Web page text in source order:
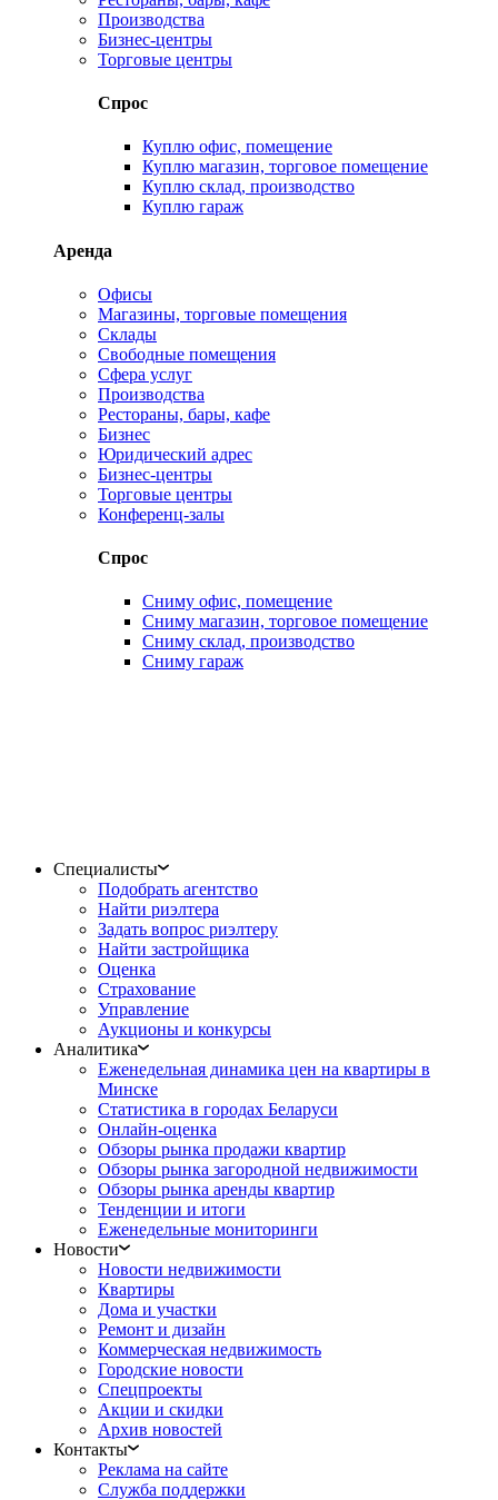
Производства
Бизнес-центры
Торговые центры
Спрос
Куплю офис, помещение
Куплю магазин, торговое помещение
Куплю склад, производство
Куплю гараж
Аренда
Офисы
Магазины, торговые помещения
Склады
Свободные помещения
Сфера услуг
Производства
Рестораны, бары, кафе
Бизнес
Юридический адрес
Бизнес-центры
Торговые центры
Конференц-залы
Спрос
Сниму офис, помещение
Сниму магазин, торговое помещение
Сниму склад, производство
Сниму гараж
Специалисты
Подобрать агентство
Найти риэлтера
Задать вопрос риэлтеру
Найти застройщика
Оценка
Страхование
Управление
Аукционы и конкурсы
Аналитика
Еженедельная динамика цен на квартиры в
Минске
Статистика в городах Беларуси
Онлайн-оценка
Обзоры рынка продажи квартир
Обзоры рынка загородной недвижимости
Обзоры рынка аренды квартир
Тенденции и итоги
Еженедельные мониторинги
Новости
Новости недвижимости
Квартиры
Дома и участки
Ремонт и дизайн
Коммерческая недвижимость
Городские новости
Спецпроекты
Акции и скидки
Архив новостей
Контакты
Реклама на сайте
Служба поддержки